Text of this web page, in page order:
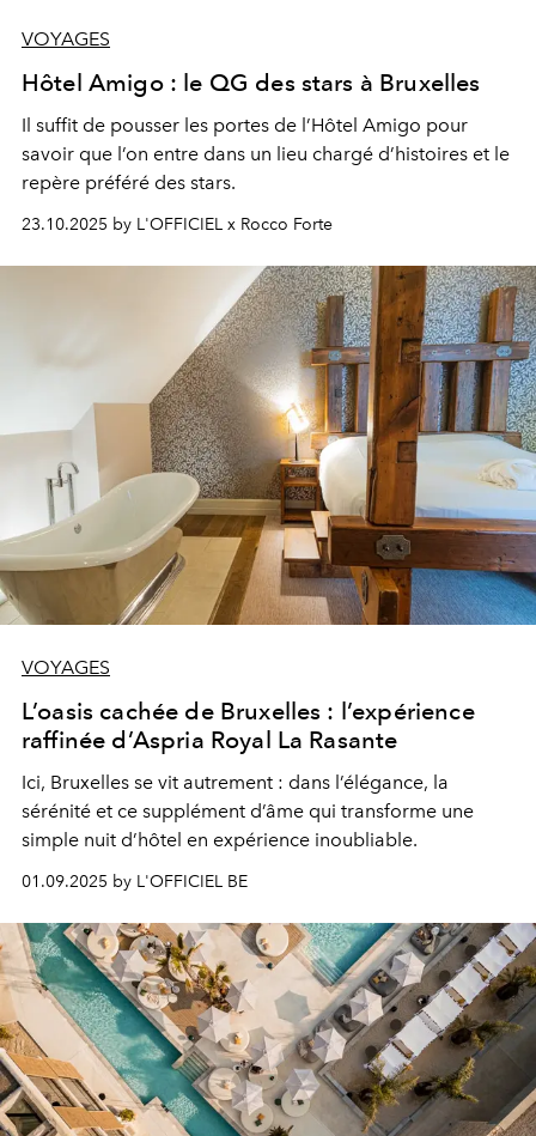
VOYAGES
Hôtel Amigo : le QG des stars à Bruxelles
Il suffit de pousser les portes de l’Hôtel Amigo pour
savoir que l’on entre dans un lieu chargé d’histoires et le
repère préféré des stars.
23.10.2025 by L'OFFICIEL x Rocco Forte
VOYAGES
L’oasis cachée de Bruxelles : l’expérience
raffinée d’Aspria Royal La Rasante
Ici, Bruxelles se vit autrement : dans l’élégance, la
sérénité et ce supplément d’âme qui transforme une
simple nuit d’hôtel en expérience inoubliable.
01.09.2025 by L'OFFICIEL BE